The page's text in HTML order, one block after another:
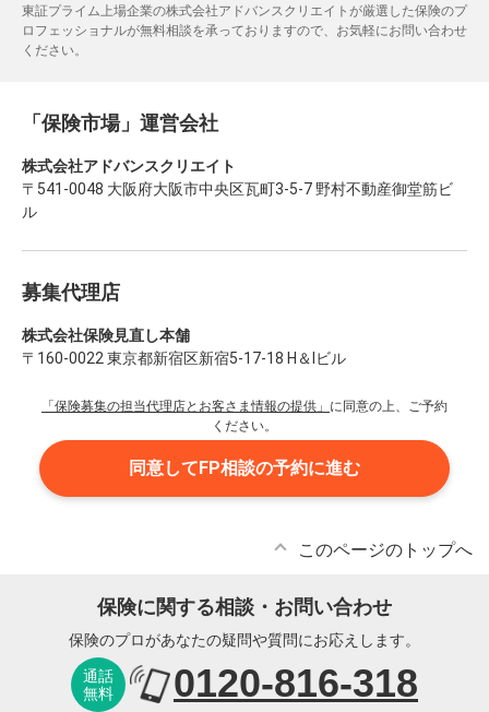
東証プライム上場企業の株式会社アドバンスクリエイトが厳選した保険のプ
ロフェッショナルが無料相談を承っておりますので、お気軽にお問い合わせ
ください。
「保険市場」運営会社
株式会社アドバンスクリエイト
〒541-0048 大阪府大阪市中央区瓦町3-5-7 野村不動産御堂筋ビ
ル
募集代理店
株式会社保険見直し本舗
〒160-0022 東京都新宿区新宿5-17-18 H＆Iビル
「保険募集の担当代理店とお客さま情報の提供」 に同意の上、ご予約
ください。
同意してFP相談の予約に進む
このページのトップへ
保険に関する相談・お問い合わせ
保険のプロがあなたの疑問や質問にお応えします。
通話
無料
0120-816-318